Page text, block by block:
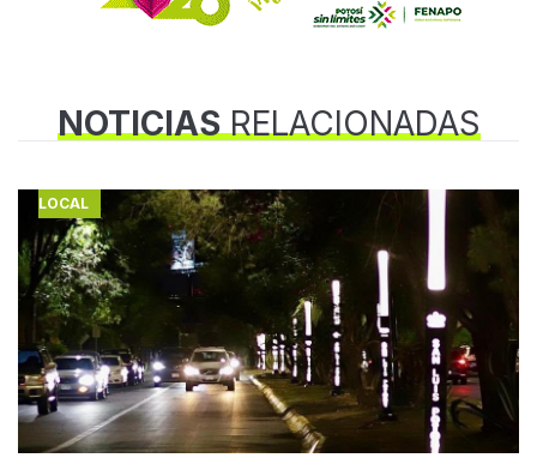
NOTICIASRELACIONADAS
LOCAL